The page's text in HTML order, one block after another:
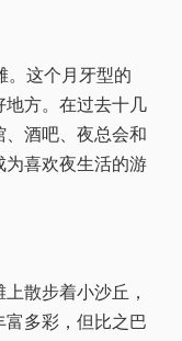
。这个月牙型的
地方。在过去十几
酒吧、夜总会和
为喜欢夜生活的游
散步着小沙丘，
多彩，但比之巴